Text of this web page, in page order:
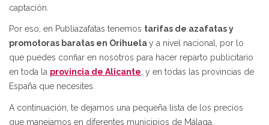
captación.
Por eso, en Publiazafatas tenemos tarifas de azafatas y
promotoras baratas en Orihuelay a nivel nacional, por lo
que puedes confiar en nosotros para hacer reparto publicitario
en toda la provincia de Alicante, y en todas las provincias de
España que necesites.
A continuación, te dejamos una pequeña lista de los precios
que manejamos en diferentes municipios de Málaga.